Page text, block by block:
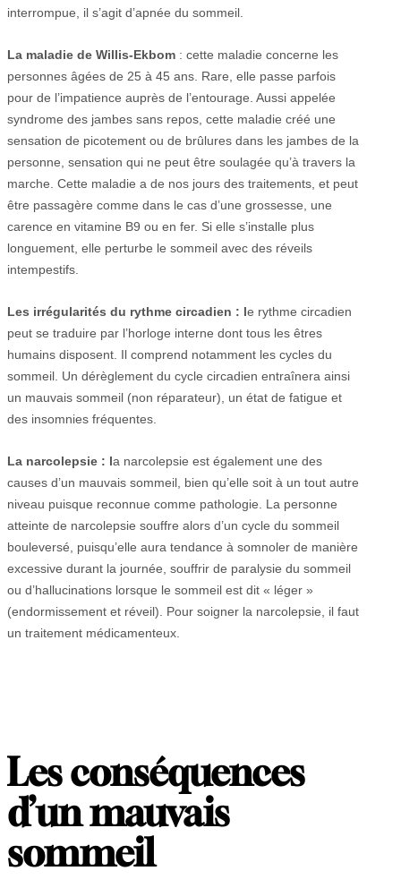
interrompue, il s’agit d’apnée du sommeil.
La maladie de Willis-Ekbom : cette maladie concerne les
personnes âgées de 25 à 45 ans. Rare, elle passe parfois
pour de l’impatience auprès de l’entourage. Aussi appelée
syndrome des jambes sans repos, cette maladie créé une
sensation de picotement ou de brûlures dans les jambes de la
personne, sensation qui ne peut être soulagée qu’à travers la
marche. Cette maladie a de nos jours des traitements, et peut
être passagère comme dans le cas d’une grossesse, une
carence en vitamine B9 ou en fer. Si elle s’installe plus
longuement, elle perturbe le sommeil avec des réveils
intempestifs.
Les irrégularités du rythme circadien : le rythme circadien
peut se traduire par l’horloge interne dont tous les êtres
humains disposent. Il comprend notamment les cycles du
sommeil. Un dérèglement du cycle circadien entraînera ainsi
un mauvais sommeil (non réparateur), un état de fatigue et
des insomnies fréquentes.
La narcolepsie : la narcolepsie est également une des
causes d’un mauvais sommeil, bien qu’elle soit à un tout autre
niveau puisque reconnue comme pathologie. La personne
atteinte de narcolepsie souffre alors d’un cycle du sommeil
bouleversé, puisqu’elle aura tendance à somnoler de manière
excessive durant la journée, souffrir de paralysie du sommeil
ou d’hallucinations lorsque le sommeil est dit « léger »
(endormissement et réveil). Pour soigner la narcolepsie, il faut
un traitement médicamenteux.
Les conséquences
d’un mauvais
sommeil